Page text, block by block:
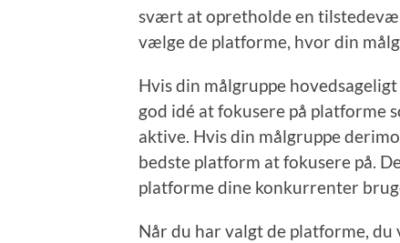
svært at opretholde en
vælge de platforme, hvor din
Hvis din målgruppe
god idé at fokusere på platforme
aktive. Hvis din målgruppe
bedste platform at fokusere på.
platforme dine konkurrenter
Når du har valgt de platforme,